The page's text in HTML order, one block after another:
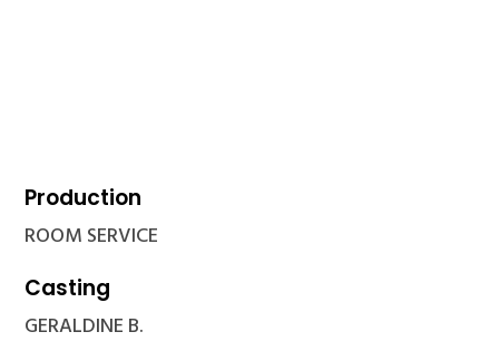
Production
ROOM SERVICE
Casting
GERALDINE B.